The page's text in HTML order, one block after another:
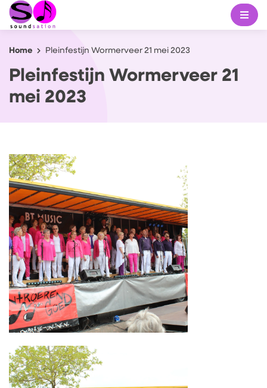
Home Pleinfestijn Wormerveer 21 mei 2023
Pleinfestijn Wormerveer 21
mei 2023